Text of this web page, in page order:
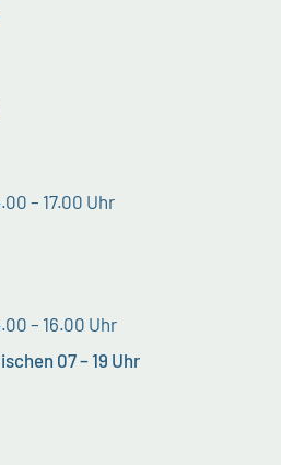
– 17.00 Uhr
– 16.00 Uhr
07 – 19 Uhr